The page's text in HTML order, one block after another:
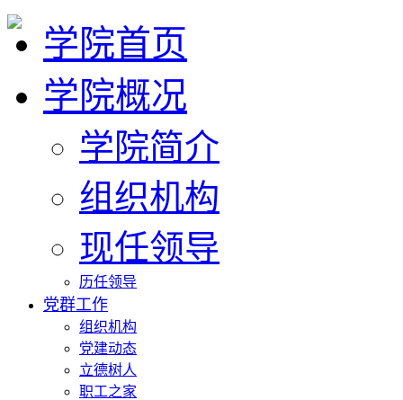
学院首页
学院概况
学院简介
组织机构
现任领导
历任领导
党群工作
组织机构
党建动态
立德树人
职工之家